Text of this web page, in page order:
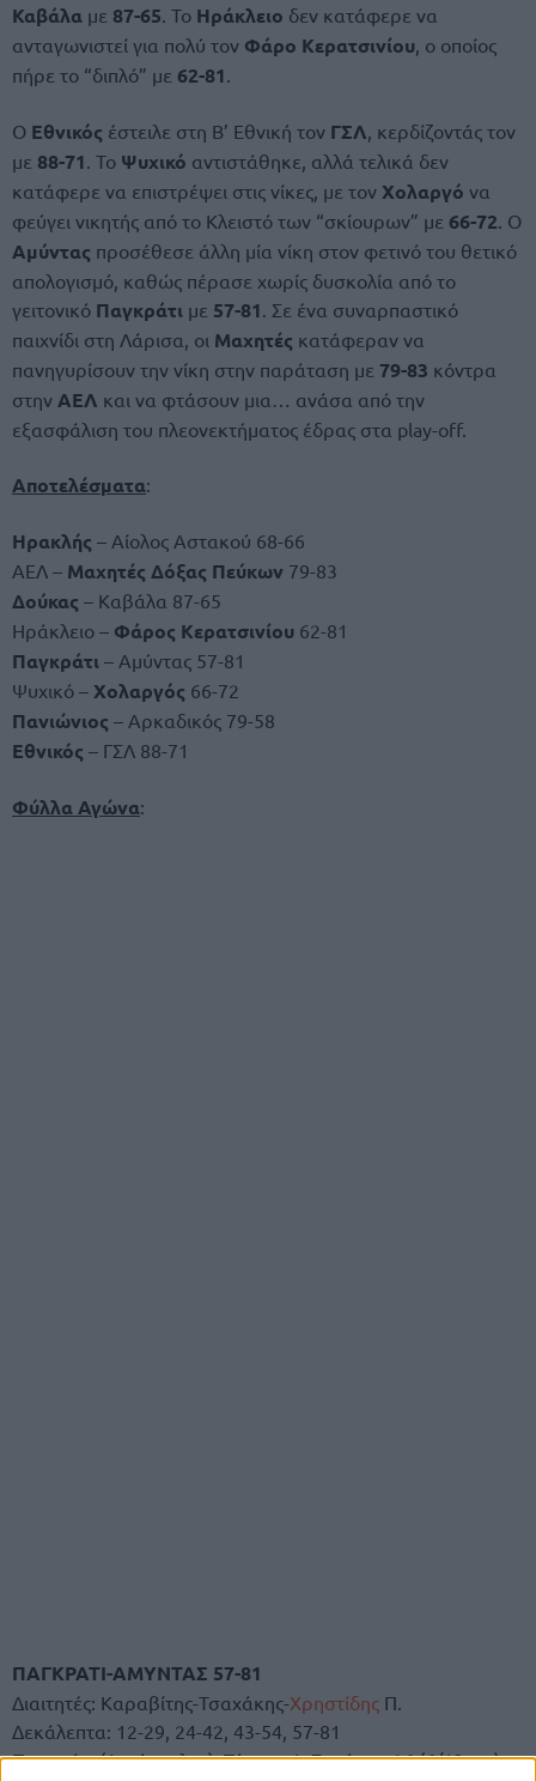
Καβάλα με 87-65 . Το Ηράκλειο δεν κατάφερε να
ανταγωνιστεί για πολύ τον Φάρο Κερατσινίου , ο οποίος
πήρε το “διπλό” με 62-81
Ο Εθνικός έστειλε στη Β’ Εθνική τον ΓΣΛ , κερδίζοντάς τον
με 88-71 . Το Ψυχικό αντιστάθηκε, αλλά τελικά δεν
κατάφερε να επιστρέψει στις νίκες, με τον Χολαργό να
φεύγει νικητής από το Κλειστό των “σκίουρων” με 66-72 . Ο
Αμύντας προσέθεσε άλλη μία νίκη στον φετινό του θετικό
απολογισμό, καθώς πέρασε χωρίς δυσκολία από το
γειτονικό Παγκράτι με 57-81 . Σε ένα συναρπαστικό
παιχνίδι στη Λάρισα, οι Μαχητές κατάφεραν να
πανηγυρίσουν την νίκη στην παράταση με 79-83 κόντρα
στην ΑΕΛ και να φτάσουν μια… ανάσα από την
εξασφάλιση του πλεονεκτήματος έδρας στα play-off.
Αποτελέσματα:
Ηρακλής – Αίολος Αστακού 68-66
ΑΕΛ – Μαχητές Δόξας Πεύκων 79-83
Δούκας – Καβάλα 87-65
Ηράκλειο – Φάρος Κερατσινίου 62-81
Παγκράτι – Αμύντας 57-81
Ψυχικό – Χολαργός 66-72
Πανιώνιος – Αρκαδικός 79-58
Εθνικός – ΓΣΛ 88-71
Φύλλα Αγώνα:
ΠΑΓΚΡΑΤΙ-ΑΜΥΝΤΑΣ 57-81
Διαιτητές: Καραβίτης-Τσαχάκης-Χρηστίδης Π.
Δεκάλεπτα: 12-29, 24-42, 43-54, 57-81
Παγκράτι (Λυτόπουλος): Τόρρες 1, Σκούφης 26 (6/13 τρ.),